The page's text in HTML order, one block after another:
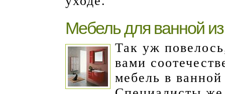
Мебель для ванной
Так уж
вами
мебель в